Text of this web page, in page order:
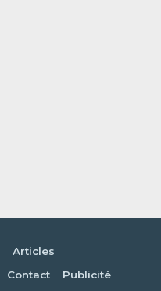
Articles
Contact
Publicité